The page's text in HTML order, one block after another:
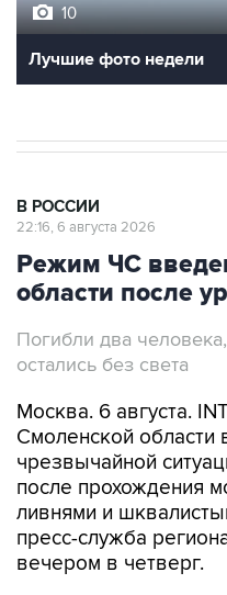
10
Лучшие фото недели
В РОССИИ
22:16, 6 августа 2026
Режим ЧС
области после
Погибли два
остались без света
Москва. 6 августа.
Смоленской области
чрезвычайной
после прохождения
ливнями и
пресс-служба
вечером в четверг.